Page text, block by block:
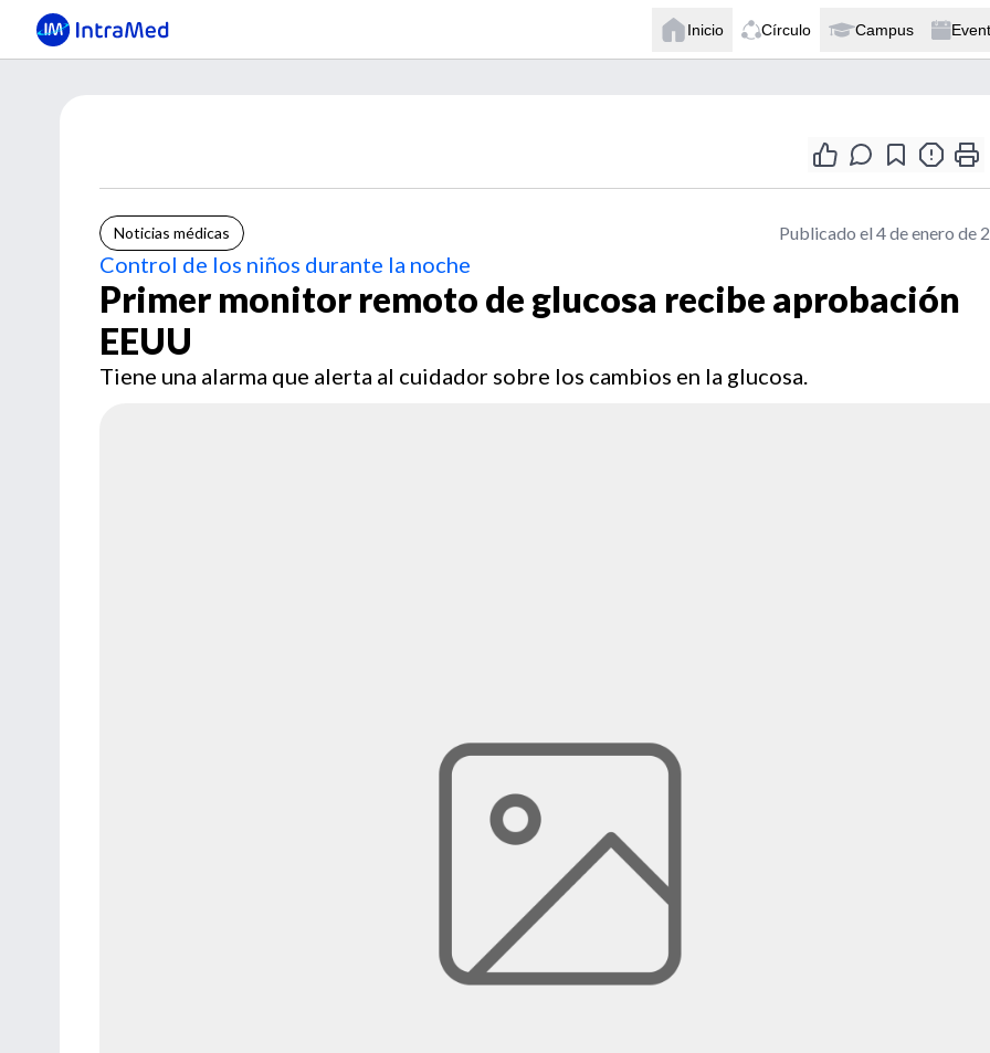
Inicio Círculo Campus
Noticias médicas Publicado el 4 de enero de
Control de los niños durante la noche
Primer monitor remoto de glucosa recibe aprobación
EEUU
Tiene una alarma que alerta al cuidador sobre los cambios en la glucosa.